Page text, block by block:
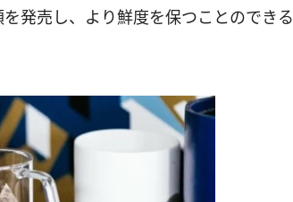
発売し、より鮮度を保つことのできる